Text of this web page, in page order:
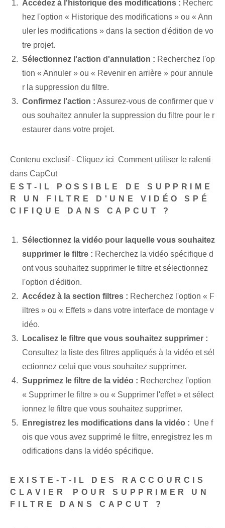
Accédez à l'historique des modifications : Recherc
hez l'option « Historique des modifications » ou « Ann
uler les modifications »⁢ dans la section d'édition de vo
tre projet.
Sélectionnez l'action d'annulation : Recherchez l'op
tion « Annuler » ou « Revenir en arrière »⁢ pour annule
r ⁢la suppression‍ du filtre.
Confirmez l'action : Assurez-vous de confirmer que v
ous souhaitez annuler la suppression du filtre pour le r
estaurer dans votre projet.
Contenu exclusif - Cliquez ici Comment utiliser le ralenti
dans CapCut
EST-IL POSSIBLE DE SUPPRIME
R UN FILTRE D'UNE VIDÉO SPÉ
CIFIQUE DANS CAPCUT ?
Sélectionnez la vidéo pour laquelle vous souhaitez
supprimer le filtre : Recherchez la vidéo spécifique d
ont vous souhaitez supprimer le filtre et sélectionnez
l'option d'édition.
Accédez à la section filtres : Recherchez l'option « F
iltres » ou « Effets »⁤ dans votre interface de montage v
idéo.
Localisez le filtre que vous souhaitez supprimer :
Consultez la liste des filtres appliqués à la vidéo et sél
ectionnez celui que vous souhaitez supprimer.
Supprimez le filtre de la vidéo : Recherchez l'option
« Supprimer le filtre » ou « Supprimer l'effet » et sélect
ionnez le ⁢filtre​ que vous souhaitez supprimer.
Enregistrez les modifications⁢ dans la vidéo : ⁣ Une f
ois que vous avez ⁢supprimé le filtre, ⁤enregistrez les m
odifications ⁣dans la vidéo spécifique.
EXISTE-T-IL DES RACCOURCIS
CLAVIER⁤ POUR SUPPRIMER UN
FILTRE DANS CAPCUT ?